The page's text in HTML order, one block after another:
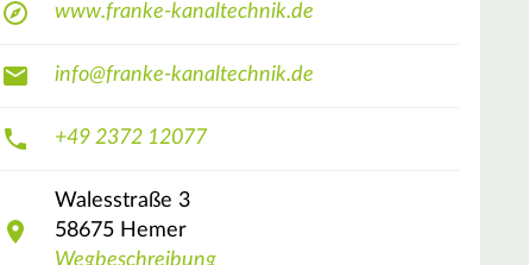
www.franke-kanaltechnik.de
info@franke-kanaltechnik.de
+49 2372 12077
Walesstraße 3
58675 Hemer
Wegbeschreibung